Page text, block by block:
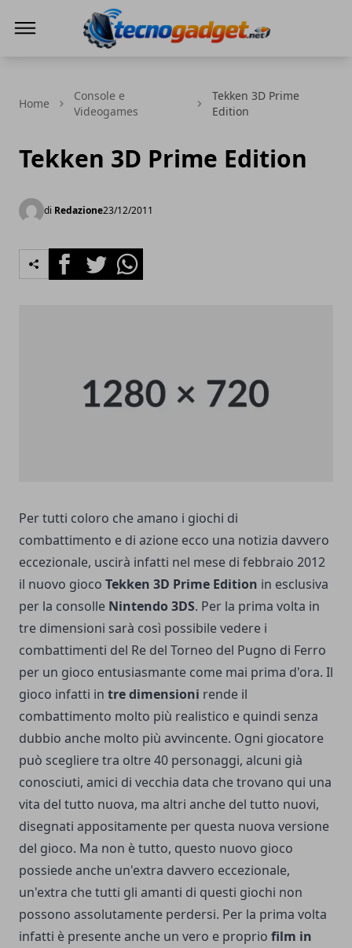
Home
Console e
Videogames
Tekken 3D Prime
Edition
Tekken 3D Prime Edition
di Redazione23/12/2011
FacebookTwitterWhatsapp
Per tutti coloro che amano i giochi di
combattimento e di azione ecco una notizia davvero
eccezionale, uscirà infatti nel mese di febbraio 2012
il nuovo gioco Tekken 3D Prime Edition in esclusiva
per la consolle Nintendo 3DS. Per la prima volta in
tre dimensioni sarà così possibile vedere i
combattimenti del Re del Torneo del Pugno di Ferro
per un gioco entusiasmante come mai prima d'ora. Il
gioco infatti in tre dimensioni rende il
combattimento molto più realistico e quindi senza
dubbio anche molto più avvincente. Ogni giocatore
può scegliere tra oltre 40 personaggi, alcuni già
conosciuti, amici di vecchia data che trovano qui una
vita del tutto nuova, ma altri anche del tutto nuovi,
disegnati appositamente per questa nuova versione
del gioco. Ma non è tutto, questo nuovo gioco
possiede anche un'extra davvero eccezionale,
un'extra che tutti gli amanti di questi giochi non
possono assolutamente perdersi. Per la prima volta
infatti è presente anche un vero e proprio film in